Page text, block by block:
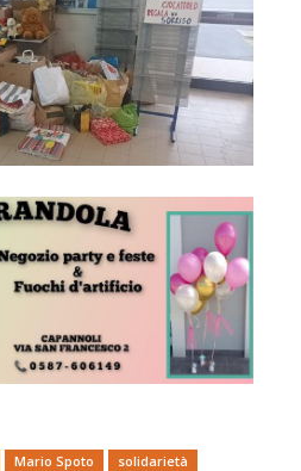
Mario Spoto
solidarietà